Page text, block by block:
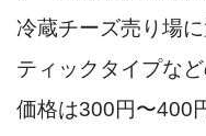
冷蔵チーズ売り場
ティックタイプなど
価格は300円〜400